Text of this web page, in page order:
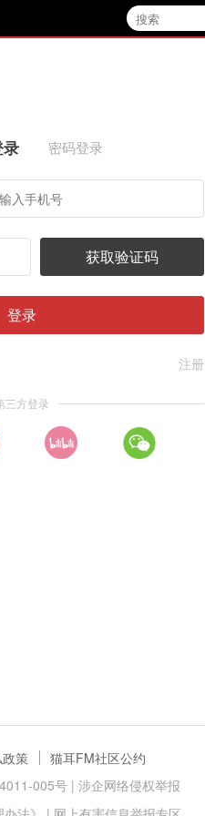
密码登录
获取验证码
登录
注册
三方登录
策
猫耳FM社区公约
005号 | 涉企网络侵权举报